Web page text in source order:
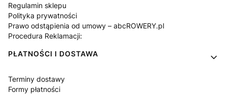
Regulamin sklepu
Polityka prywatności
Prawo odstąpienia od umowy – abcROWERY.pl
Procedura Reklamacji:
PŁATNOŚCI I DOSTAWA
Terminy dostawy
Formy płatności